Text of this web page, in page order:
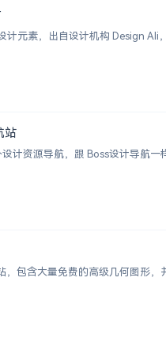
元素，出自设计机构 Design
站
计资源导航，跟 Boss设计导航
包含大量免费的高级几何图形